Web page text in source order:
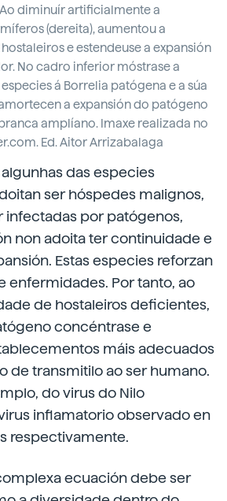
diminuír artificialmente a
(dereita), aumentou a
e estendeuse a expansión
No cadro inferior móstrase a
á Borrelia patógena e a súa
a expansión do patógeno
amplíano. Imaxe realizada no
Ed. Aitor Arrizabalaga
das especies
ser hóspedes malignos,
infectadas por patógenos,
non adoita ter continuidade e
Estas especies reforzan
enfermidades. Por tanto, ao
de hostaleiros deficientes,
concéntrase e
máis adecuados
de transmitilo ao ser humano.
do virus do Nilo
inflamatorio observado en
respectivamente.
ecuación debe ser